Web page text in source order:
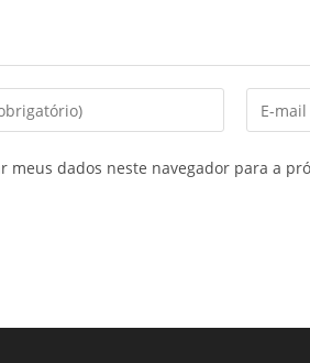
meus dados neste navegador para a